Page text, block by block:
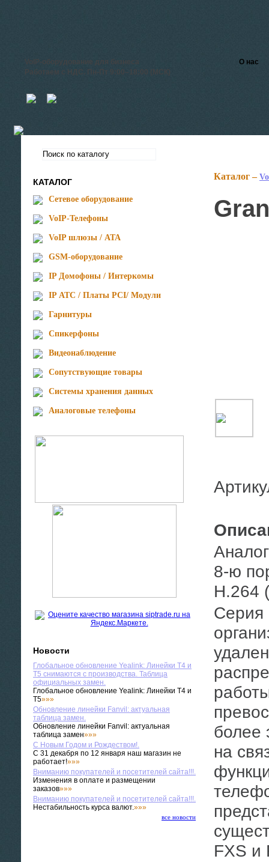
VoIP-оборудование для бизнеса
Работаем с НДС. Пн-Пт 9:00–18:00 (МСК)
О нас
КАТАЛОГ
Сетевое оборудование
VoIP-Телефоны
VoIP шлюзы / ATA
GSM-оборудование
IP Домофоны / Интеркомы
IP АТС / Платы PCI/ Модули
Гарнитуры
Спикерфоны
Видеонаблюдение
Сопутствующие товары
Cистемы хранения данных
Аналоговые телефоны
Новости
Глобальное обновление Yealink: Линейки T4 и
T5 снимаются с производства. Таблица
официальных замен.
Глобальное обновление Yealink: Линейки T4 и
T5»»»
Обновление линейки Fanvil: актуальная
таблица замен.
Обновление линейки Fanvil: актуальная
таблица замен»»»
С Новым Годом и Рождеством!.
С 31 декабря по 12 января наш магазин не
работает!»»»
Вниманию покупателей и посетителей сайта!!!.
Изменения в оплате и размещении
заказов»»»
Вниманию покупателей и посетителей сайта!!!.
Нестабильность курса валют.»»»
все новости
Каталог –
Аналоговые FXO/FXS VoIP Шлюзы с 4-мя или
8-ю
H.264
Серия шлюзов GXW предлагает небольшим
более
на
FXS